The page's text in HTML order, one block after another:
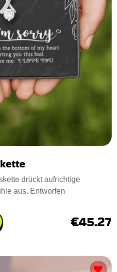
drückt aufrichtige
aus. Entworfen
€45.27